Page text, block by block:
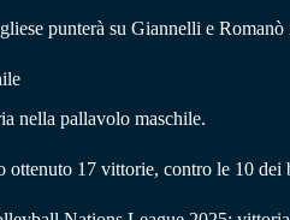
punterà su Giannelli e
nella pallavolo maschile.
ottenuto 17 vittorie, contro le 10 dei